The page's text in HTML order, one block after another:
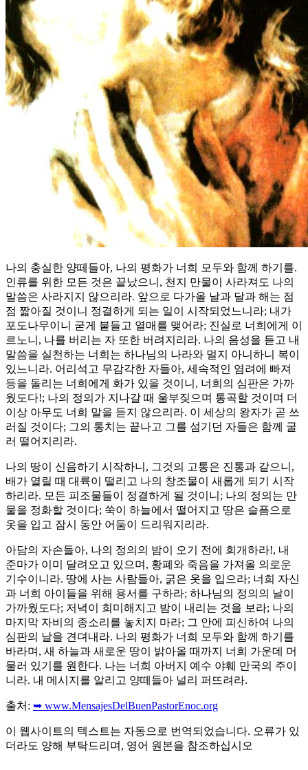
나의 충실한 양떼들아, 나의 평화가 너희 모두와 함께 하기를.
인류를 위한 모든 것은 끝났으니, 천지 만물이 사라져도 나의
말씀은 사라지지 않으리라. 앞으로 다가올 날과 달과 해는 점
점 짧아질 것이니 정결하게 되는 일이 시작되었느니라; 내가
포도나무이니 굳게 붙들고 열매를 맺어라; 진실로 너희에게 이
르노니, 나를 버리는 자 또한 버려지리라. 나의 음성을 듣고 내
말씀을 실천하는 너희는 하나님의 나라와 멀지 아니하니 복이
있느니라. 어리석고 무감각한 자들아, 세속적인 염려에 빠져
등을 돌리는 너희에게 화가 있을 것이니, 너희의 심판은 가까
웠도다!; 나의 정의가 지나갈 때 울부짖으며 통곡할 것이며 더
이상 아무도 너희 말을 듣지 않으리라. 이 세상의 왕자가 곧 쓰
러질 것이다; 그의 통치는 끝나고 그를 섬기던 자들은 함께 굴
러 떨어지리라.
나의 땅이 신음하기 시작하니, 그것의 고통은 진통과 같으니,
배가 열릴 때 대륙이 떨리고 나의 창조물이 새롭게 되기 시작
하리라. 모든 피조물들이 정결하게 될 것이니; 나의 정의는 만
물을 정화할 것이다; 쑥이 하늘에서 떨어지고 땅은 슬픔으로
옷을 입고 잠시 동안 어둠이 드리워지리라.
아담의 자손들아, 나의 정의의 밤이 오기 전에 회개하라!, 내
준마가 이미 달려오고 있으며, 황폐와 죽음을 가져올 의로운
기수이니라. 땅에 사는 사람들아, 굵은 옷을 입으라; 너희 자신
과 너희 아이들을 위해 용서를 구하라; 하나님의 정의의 날이
가까웠도다; 저녁이 희미해지고 밤이 내리는 것을 보라; 나의
마지막 자비의 종소리를 놓치지 마라; 그 안에 피신하여 나의
심판의 날을 견뎌내라. 나의 평화가 너희 모두와 함께 하기를
바라며, 새 하늘과 새로운 땅이 밝아올 때까지 너희 가운데 머
물러 있기를 원한다. 나는 너희 아버지 예수 야훼 만국의 주이
니라. 내 메시지를 알리고 양떼들아 널리 퍼뜨려라.
출처: ➥ www.MensajesDelBuenPastorEnoc.org
이 웹사이트의 텍스트는 자동으로 번역되었습니다. 오류가 있
더라도 양해 부탁드리며, 영어 원본을 참조하십시오